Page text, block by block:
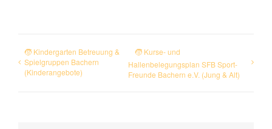
🧒 Kindergarten Betreuung &
Spielgruppen Bachern
(Kinderangebote)
🧒 Kurse- und
Hallenbelegungsplan SFB Sport-
Freunde Bachern e.V. (Jung & Alt)